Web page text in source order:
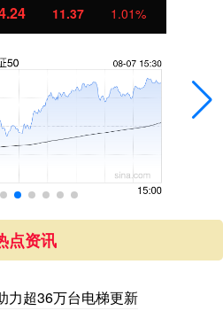
11.37 1.01%
点资讯
力超36万台电梯更新